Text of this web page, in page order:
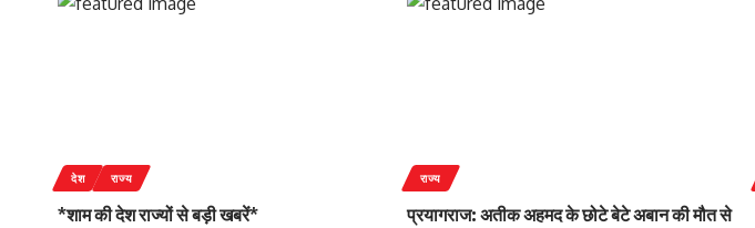
देश राज्य
*शाम की देश राज्यों से बड़ी खबरें*
राज्य
प्रयागराज: अतीक अहमद के छोटे बेटे अबान की मौत से